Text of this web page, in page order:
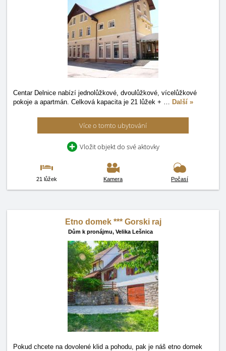
Centar Delnice nabízí jednolůžkové, dvoulůžkové, vícelůžkové
pokoje a apartmán. Celková kapacita je 21 lůžek + … Další »
Více o tomto ubytování
Vložit objekt do své aktovky
21 lůžek Kamera Počasí
Etno domek *** Gorski raj
Dům k pronájmu, Velika Lešnica
Pokud chcete na dovolené klid a pohodu, pak je náš etno domek